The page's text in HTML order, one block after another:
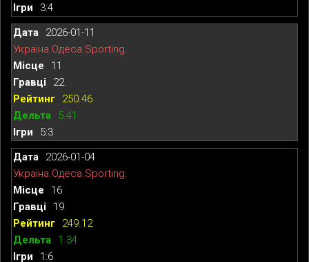
3:4
2026-01-11
Україна.Одеса.Sporting.
11
22
250.46
5.41
5:3
2026-01-04
Україна.Одеса.Sporting.
16
19
249.12
1.34
1:6